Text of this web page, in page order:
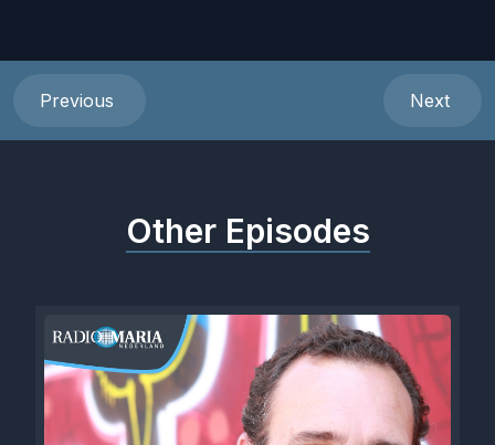
Previous Next
Other Episodes